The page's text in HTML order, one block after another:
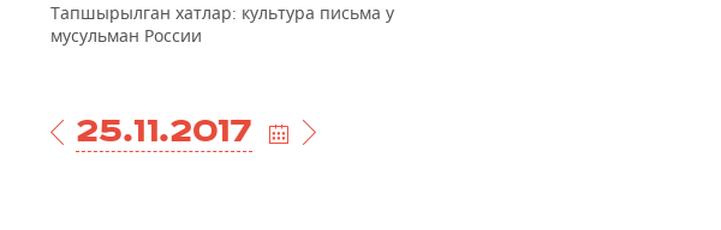
Тапшырылган хатлар: культура письма у
мусульман России
25.11.2017